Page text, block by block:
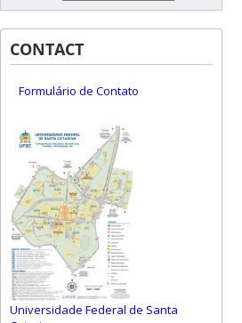
CONTACT
Formulário de Contato
Universidade Federal de Santa